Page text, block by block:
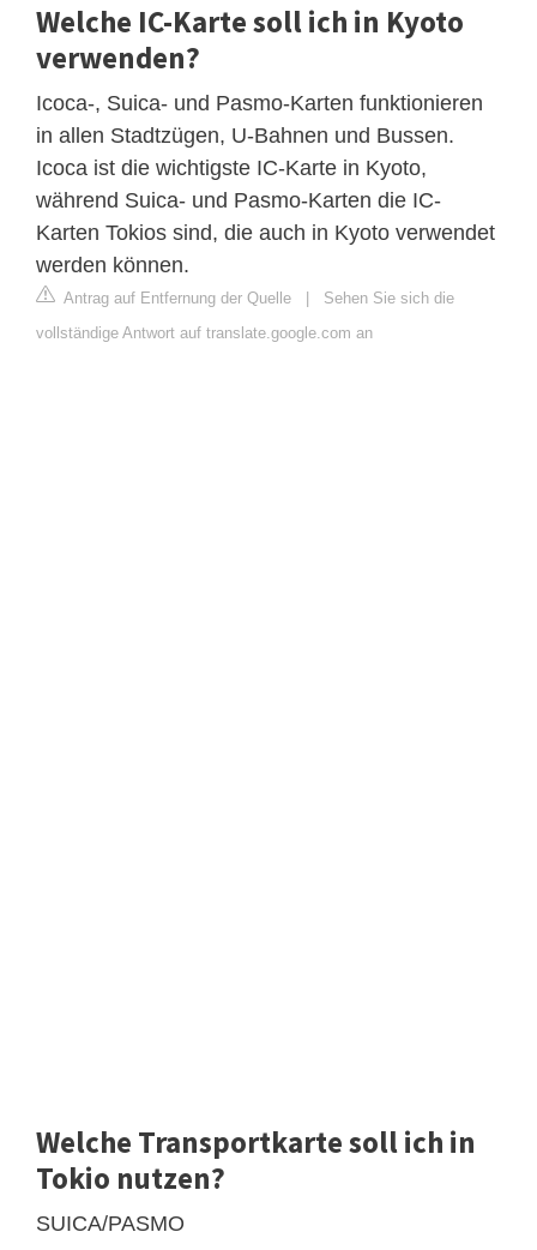
Welche IC-Karte soll ich in Kyoto
verwenden?
Icoca-, Suica- und Pasmo-Karten funktionieren
in allen Stadtzügen, U-Bahnen und Bussen.
Icoca ist die wichtigste IC-Karte in Kyoto,
während Suica- und Pasmo-Karten die IC-
Karten Tokios sind, die auch in Kyoto verwendet
werden können.
Antrag auf Entfernung der Quelle | Sehen Sie sich die
vollständige Antwort auf translate.google.com an
Welche Transportkarte soll ich in
Tokio nutzen?
SUICA/PASMO